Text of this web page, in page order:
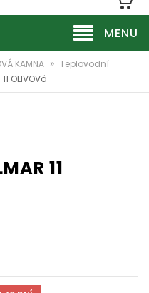
MENU
KAMNA » Teplovodní
OLIVOVá
11